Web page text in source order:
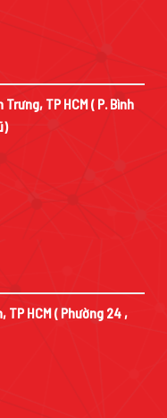
TP HCM ( P. Bình
HCM ( Phường 24 ,